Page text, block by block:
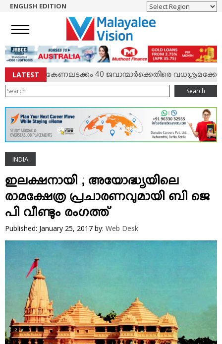
NEWS
ENGLISH
NRI
ENTERTAINMENT
MV SPECIAL
SPORTS
LIFESTYLE
TECH & AUTO
SOCIAL SPHERE
EDITORIAL
ARTS & LITERATURE
MAGAZINE
VIDEOS
YOUR SAY
COOKERY
KARSHAKAN
TOURS & TRAVEL
GREETINGS
CLASSIFIEDS
OBITUARY
ENGLISH EDITION
LATESTകേണലടക്കം 40 ജവാന്മാര്‍ക്കെതിരെ വധശ്രമക്കേസ്
Search
INDIA
ഇലക്ഷനായി ; അയോദ്ധ്യയിലെ
രാമക്ഷേത്ര പ്രചാരണവുമായി ബി ജെ
പി വീണ്ടും രംഗത്ത്
Published: January 25, 2017 by: Web Desk